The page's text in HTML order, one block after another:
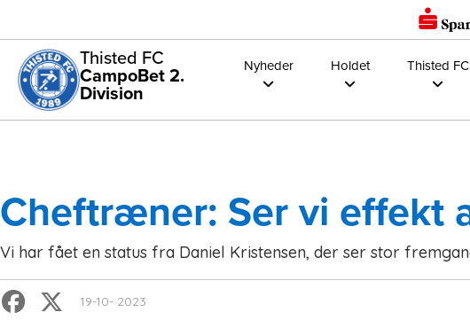
Thisted FC
CampoBet 2.
Division
Nyheder Holdet Thisted FC
Cheftræner: Ser vi effekt
Vi har fået en status fra Daniel Kristensen, der ser stor
19-10- 2023